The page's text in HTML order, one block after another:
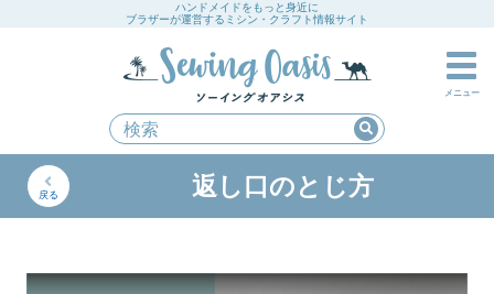
ハンドメイドをもっと身近に
ブラザーが運営するミシン・クラフト情報サイト
メニュー
戻る 返し口のとじ方